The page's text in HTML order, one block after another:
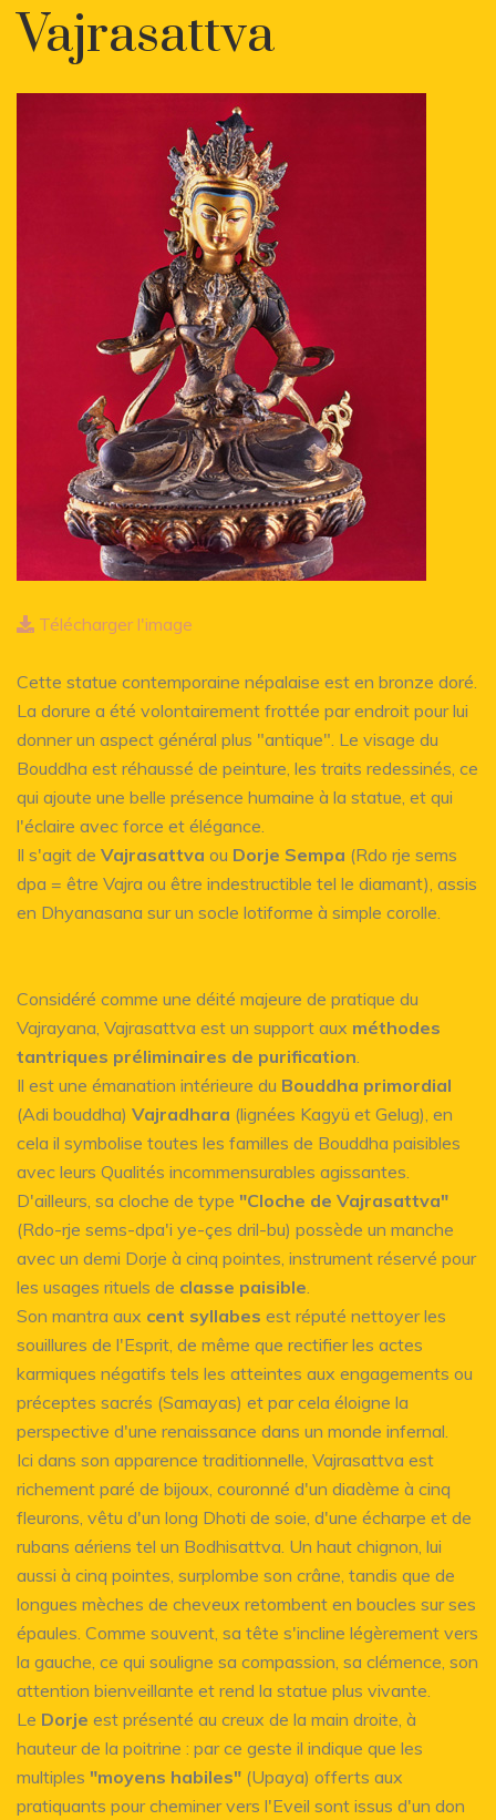
Vajrasattva
Télécharger l'image
Cette statue contemporaine népalaise est en bronze doré.
La dorure a été volontairement frottée par endroit pour lui
donner un aspect général plus "antique". Le visage du
Bouddha est réhaussé de peinture, les traits redessinés, ce
qui ajoute une belle présence humaine à la statue, et qui
l'éclaire avec force et élégance.
Il s'agit de Vajrasattva ou Dorje Sempa (Rdo rje sems
dpa = être Vajra ou être indestructible tel le diamant), assis
en Dhyanasana sur un socle lotiforme à simple corolle.
Considéré comme une déité majeure de pratique du
Vajrayana, Vajrasattva est un support aux méthodes
tantriques préliminaires de purification
Il est une émanation intérieure du Bouddha primordial
(Adi bouddha) Vajradhara (lignées Kagyü et Gelug), en
cela il symbolise toutes les familles de Bouddha paisibles
avec leurs Qualités incommensurables agissantes.
D'ailleurs, sa cloche de type "Cloche de Vajrasattva"
(Rdo-rje sems-dpa'i ye-çes dril-bu) possède un manche
avec un demi Dorje à cinq pointes, instrument réservé pour
les usages rituels de classe paisible
Son mantra aux cent syllabes est réputé nettoyer les
souillures de l'Esprit, de même que rectifier les actes
karmiques négatifs tels les atteintes aux engagements ou
préceptes sacrés (Samayas) et par cela éloigne la
perspective d'une renaissance dans un monde infernal.
Ici dans son apparence traditionnelle, Vajrasattva est
richement paré de bijoux, couronné d'un diadème à cinq
fleurons, vêtu d'un long Dhoti de soie, d'une écharpe et de
rubans aériens tel un Bodhisattva. Un haut chignon, lui
aussi à cinq pointes, surplombe son crâne, tandis que de
longues mèches de cheveux retombent en boucles sur ses
épaules. Comme souvent, sa tête s'incline légèrement vers
la gauche, ce qui souligne sa compassion, sa clémence, son
attention bienveillante et rend la statue plus vivante.
Le Dorje est présenté au creux de la main droite, à
hauteur de la poitrine : par ce geste il indique que les
multiples "moyens habiles" (Upaya) offerts aux
pratiquants pour cheminer vers l'Eveil sont issus d'un don